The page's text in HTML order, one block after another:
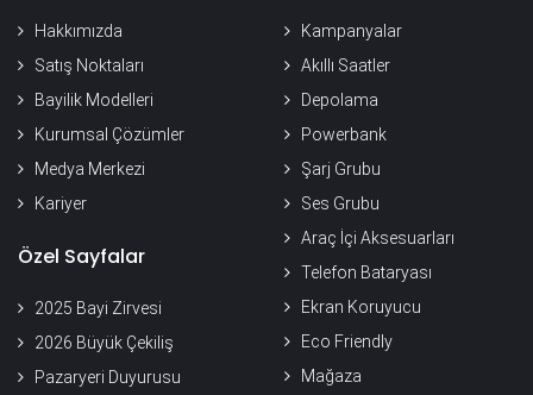
Hakkımızda
Satış Noktaları
Bayilik Modelleri
Kurumsal Çözümler
Medya Merkezi
Kariyer
Özel Sayfalar
2025 Bayi Zirvesi
2026 Büyük Çekiliş
Pazaryeri Duyurusu
Kampanyalar
Akıllı Saatler
Depolama
Powerbank
Şarj Grubu
Ses Grubu
Araç İçi Aksesuarları
Telefon Bataryası
Ekran Koruyucu
Eco Friendly
Mağaza